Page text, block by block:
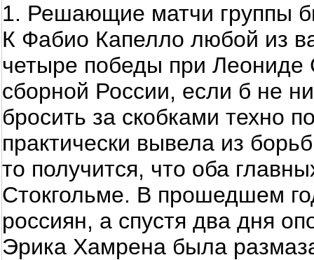
1. Решающие матчи группы
К Фабио Капелло любой из
четыре победы при Леониде
сборной России, если б не
бросить за скобками техно
практически вывела из
то получится, что оба
Стокгольме. В прошедшем
россиян, а спустя два дня
Эрика Хамрена была